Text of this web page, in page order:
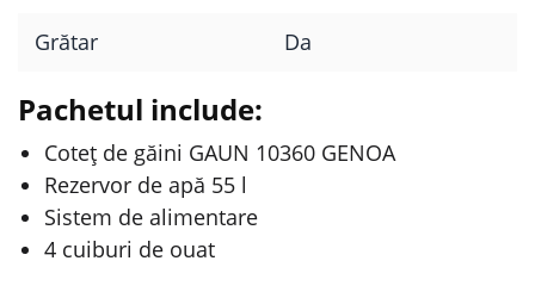
Grătar Da
Pachetul include:
Coteț de găini GAUN 10360 GENOA
Rezervor de apă 55 l
Sistem de alimentare
4 cuiburi de ouat